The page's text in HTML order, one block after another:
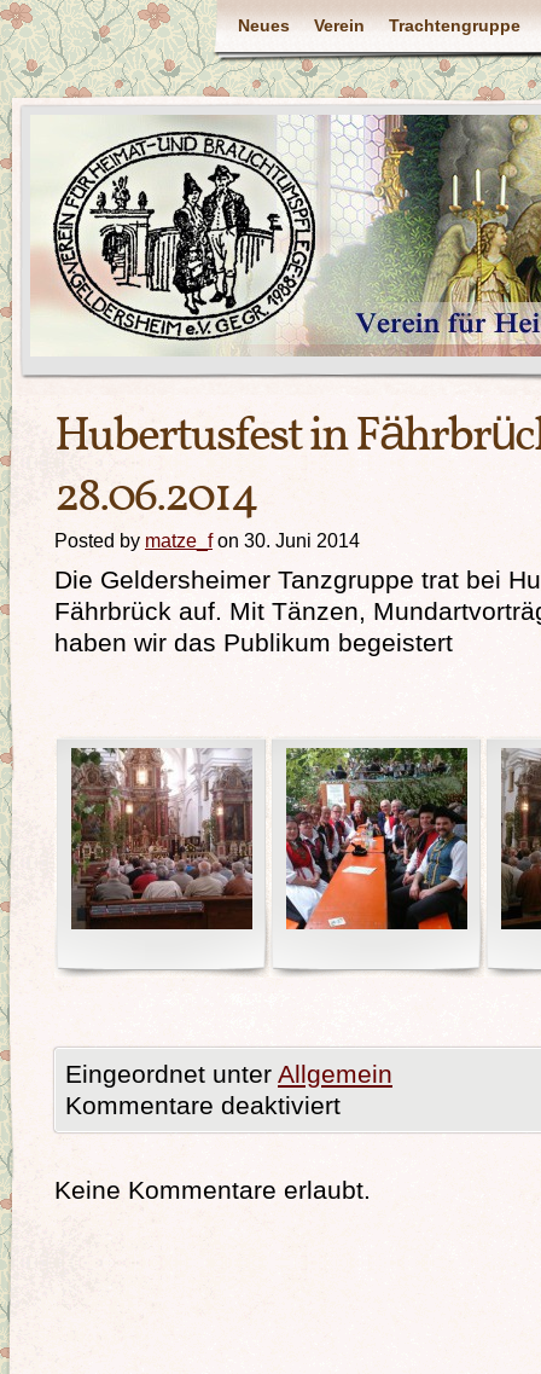
Neues Verein Trachtengruppe
Hubertusfest in
28.06.2014
Posted by matze_fon 30. Juni 2014
Die Geldersheimer Tanzgruppe trat bei
Fährbrück auf. Mit Tänzen,
haben wir das Publikum begeistert
Eingeordnet unter Allgemein
Kommentare deaktiviert
Keine Kommentare erlaubt.